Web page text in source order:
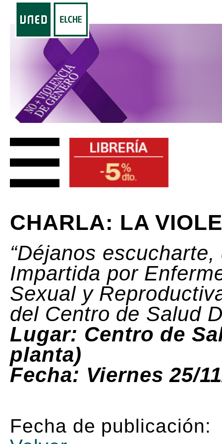
CHARLA: LA
“Déjanos
Impartida por
Sexual y
del Centro de Salud
Lugar: Centro de
planta)
Fecha: Viernes 25/
Fecha de publicación: